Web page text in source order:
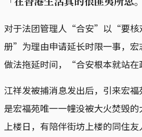
对于法团管理人“合安”以“要核
册”为理由申请延长时限一事，宏
做法拖延时间，“合安根本就站在
江祥发被捕消息发出后，引来宏
是宏福苑唯一一幢没被大火焚毁
上楼日，有陪伴街坊上楼的同住